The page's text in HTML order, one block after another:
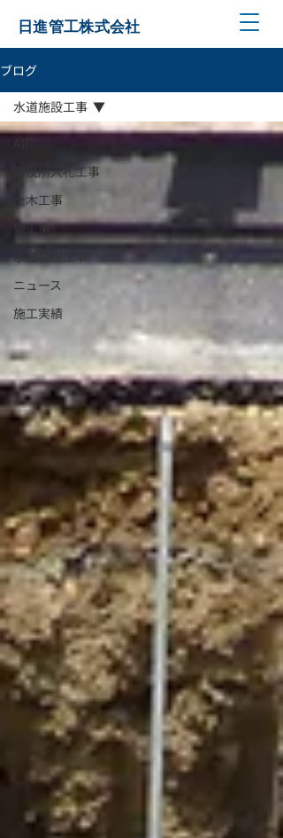
日進管工株式会社
ブログ
All
市役所入札工事
土木工事
管工事
水道施設工事
ニュース
施工実績
水道施設工事